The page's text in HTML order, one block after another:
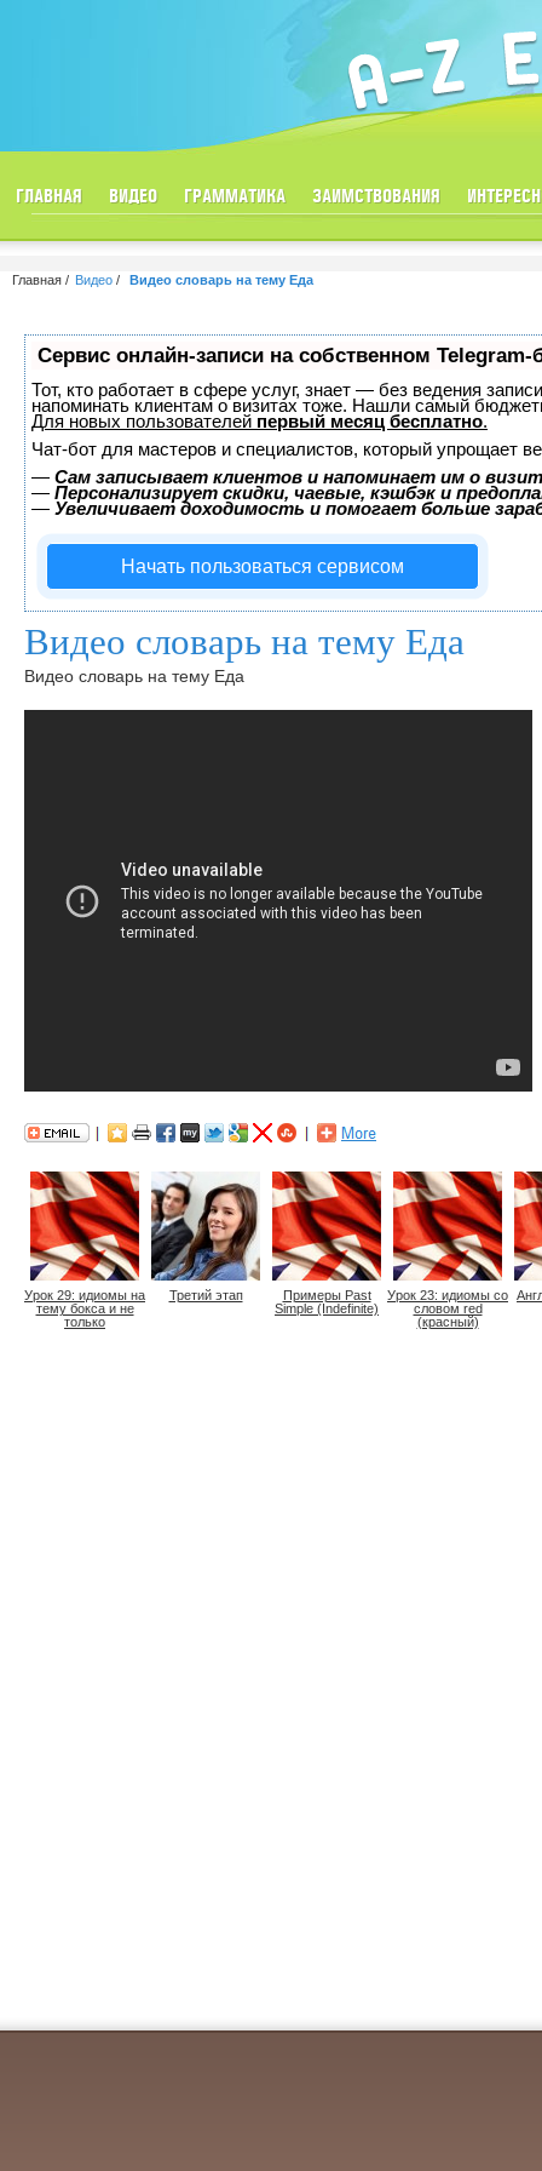
ГЛАВНАЯ ВИДЕО ГРАММАТИКА ЗАИМСТВОВАНИЯ
Главная Видео Видео словарь на тему Еда
Сервис онлайн-записи на собственном Telegram-
Тот, кто работает в сфере услуг, знает — без ведения
напоминать клиентам о визитах тоже. Нашли самый
Для новых пользователей первый месяц бесплатно.
Чат-бот для мастеров и специалистов, который упрощает
— Сам записывает клиентов и напоминает им о
— Персонализирует скидки, чаевые, кэшбэк и
— Увеличивает доходимость и помогает больше
Начать пользоваться сервисом
Видео словарь на тему Еда
Видео словарь на тему Еда
Урок 29: идиомы на
тему бокса и не
только
Третий этап
Примеры Past
Simple (Indefinite)
Урок 23: идиомы со
словом red
(красный)